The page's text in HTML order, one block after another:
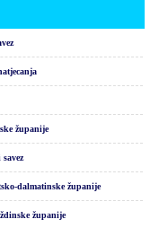
županije
dalmatinske županije
županije